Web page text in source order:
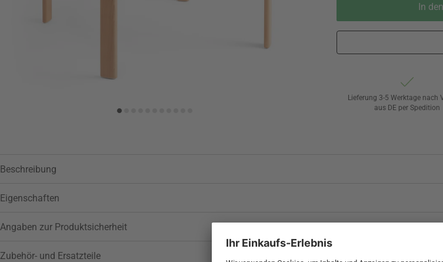
In
Lieferung 3-5 Werktage nach
aus DE per Spedition
Beschreibung
Eigenschaften
Angaben zur Produktsicherheit
Zubehör- und Ersatzteile